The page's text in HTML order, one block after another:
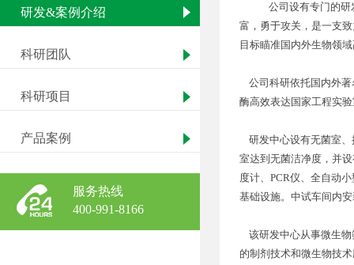
研发&案例介绍
科研团队
科研项目
产品案例
服务热线
400-991-8166
公司设有专门的研
富，勇于攻关，是一支
目标瞄准国内外生物领
公司科研依托国内外著
酶高效表达国家工程实
研发中心设有无菌室、
室达到无菌洁净度，并
度计、PCR仪、全自动
基础设施。中试车间内
该研发中心从事微生物
的制剂技术和微生物技